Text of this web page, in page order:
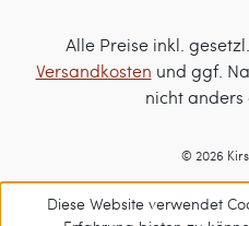
Alle Preise inkl.
Versandkosten und ggf.
nicht anders
© 2026
Diese Website verwendet